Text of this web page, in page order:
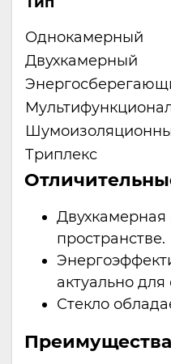
Однокамерный
Двухкамерный
Триплекс
Двухкамерная
пространстве.
актуально
Стекло